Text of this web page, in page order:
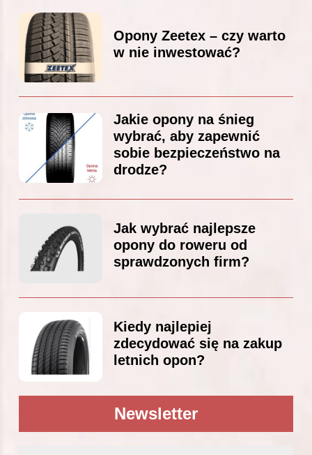
Opony Zeetex – czy warto
w nie inwestować?
Jakie opony na śnieg
wybrać, aby zapewnić
sobie bezpieczeństwo na
drodze?
Jak wybrać najlepsze
opony do roweru od
sprawdzonych firm?
Kiedy najlepiej
zdecydować się na zakup
letnich opon?
Newsletter